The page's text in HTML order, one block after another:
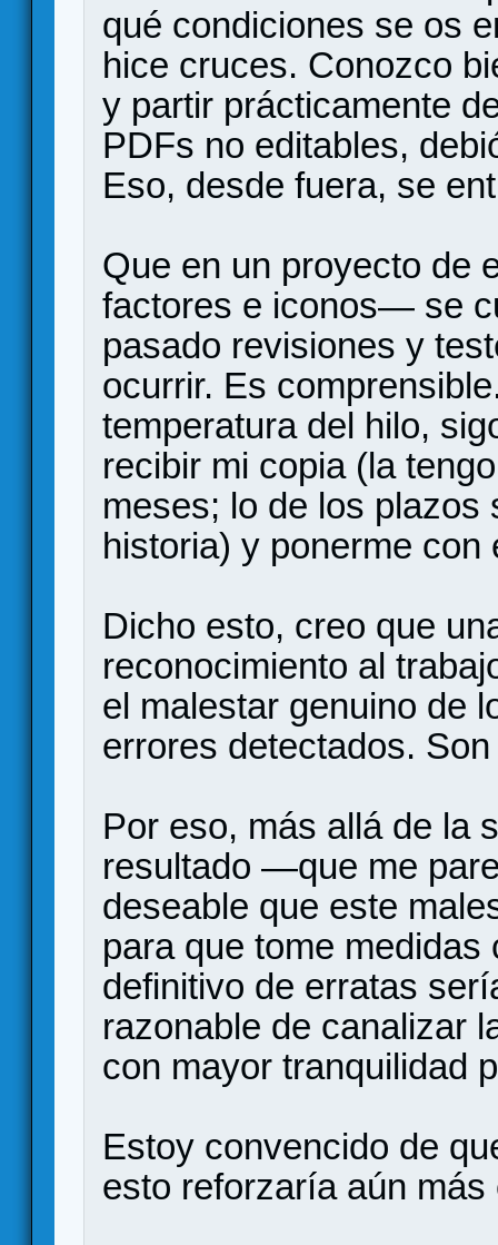
qué condiciones se os
hice cruces. Conozco
y partir prácticamente
PDFs no editables,
Eso, desde fuera, se
Que en un proyecto de
factores e iconos— se
pasado revisiones y
ocurrir. Es
temperatura del hilo,
recibir mi copia (la
meses; lo de los plazos
historia) y ponerme con
Dicho esto, creo que
reconocimiento al
el malestar genuino de
errores detectados.
Por eso, más allá de la
resultado —que me
deseable que este
para que tome
definitivo de erratas
razonable de canalizar
con mayor tranquilidad
Estoy convencido de
esto reforzaría aún